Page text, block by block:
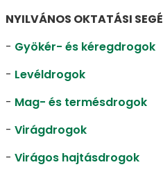
NYILVÁNOS OKTATÁSI
- Gyökér- és kéregdrogok
- Levéldrogok
- Mag- és termésdrogok
- Virágdrogok
- Virágos hajtásdrogok